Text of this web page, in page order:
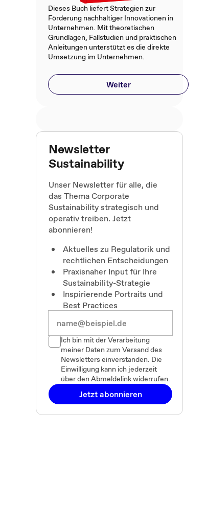
Dieses Buch liefert Strategien zur
Förderung nachhaltiger Innovationen in
Unternehmen. Mit theoretischen
Grundlagen, Fallstudien und praktischen
Anleitungen unterstützt es die direkte
Umsetzung im Unternehmen.
Weiter
Newsletter
Sustainability
Unser Newsletter für alle, die
das Thema Corporate
Sustainability strategisch und
operativ treiben. Jetzt
abonnieren!
Aktuelles zu Regulatorik und
rechtlichen Entscheidungen
Praxisnaher Input für Ihre
Sustainability-Strategie
Inspirierende Portraits und
Best Practices
Ich bin mit der Verarbeitung
meiner Daten zum Versand des
Newsletters einverstanden. Die
Einwilligung kann ich jederzeit
über den Abmeldelink widerrufen.
Jetzt abonnieren